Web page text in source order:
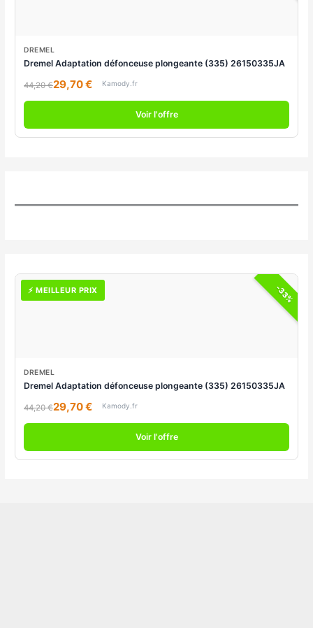
DREMEL
Dremel Adaptation défonceuse plongeante (335) 26150335JA
44,20 €29,70 € Kamody.fr
Voir l'offre
-33%
⚡ MEILLEUR PRIX
DREMEL
Dremel Adaptation défonceuse plongeante (335) 26150335JA
44,20 €29,70 € Kamody.fr
Voir l'offre